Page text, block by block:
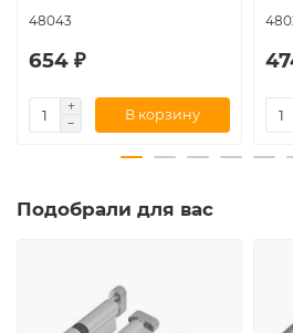
48043
654 ₽
В корзину
Подобрали для вас